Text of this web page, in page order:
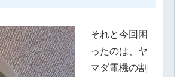
それと今回困
ったのは、ヤ
マダ電機の割